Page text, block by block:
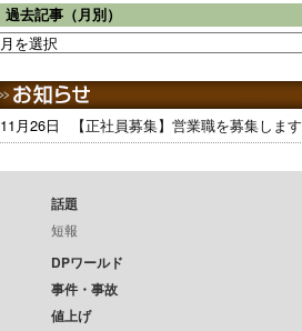
過去記事（月別）
11月26日 【正社員募集】営業職を募集します
話題
短報
DPワールド
事件・事故
値上げ